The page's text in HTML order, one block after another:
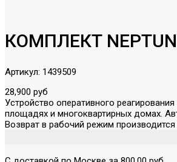
КОМПЛЕКТ
Артикул: 1439509
28,900 руб
Устройство оперативного
площадях и многоквартирных домах.
Возврат в рабочий режим